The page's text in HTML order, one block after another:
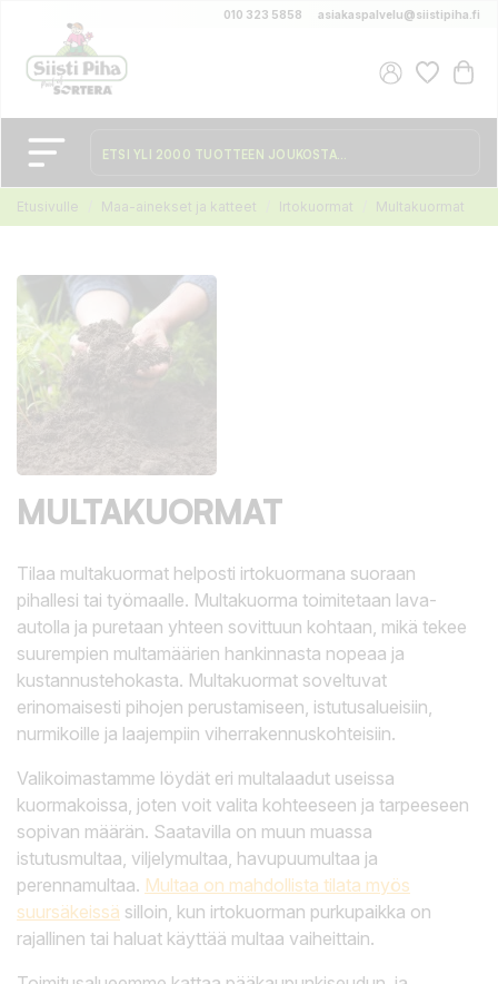
010 323 5858 asiakaspalvelu@siistipiha.fi
Etusivulle Maa-ainekset ja katteet Irtokuormat Multakuormat
MULTAKUORMAT
Tilaa multakuormat helposti irtokuormana suoraan
pihallesi tai työmaalle. Multakuorma toimitetaan lava-
autolla ja puretaan yhteen sovittuun kohtaan, mikä tekee
suurempien multamäärien hankinnasta nopeaa ja
kustannustehokasta. Multakuormat soveltuvat
erinomaisesti pihojen perustamiseen, istutusalueisiin,
nurmikoille ja laajempiin viherrakennuskohteisiin.
Valikoimastamme löydät eri multalaadut useissa
kuormakoissa, joten voit valita kohteeseen ja tarpeeseen
sopivan määrän. Saatavilla on muun muassa
istutusmultaa, viljelymultaa, havupuumultaa ja
perennamultaa. Multaa on mahdollista tilata myös
suursäkeissä silloin, kun irtokuorman purkupaikka on
rajallinen tai haluat käyttää multaa vaiheittain.